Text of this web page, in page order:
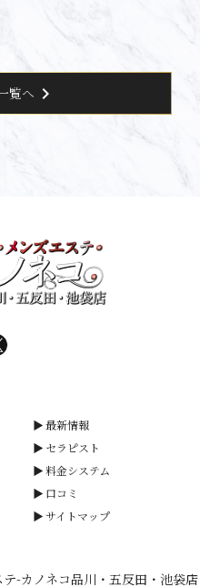
覧へ chevron_right
最新情報
セラピスト
料金システム
口コミ
サイトマップ
-カノネコ品川・五反田・池袋店